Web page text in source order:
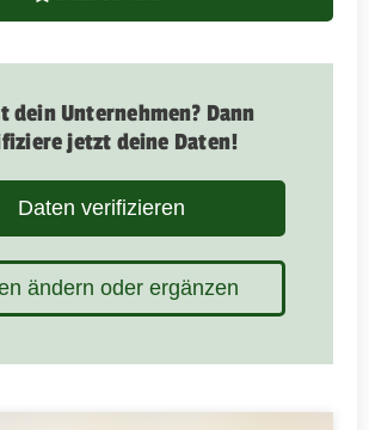
dein Unternehmen? Dann
jetzt deine Daten!
Daten verifizieren
ändern oder ergänzen